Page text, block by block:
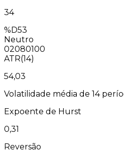
34
%D53
Neutro
02080100
ATR(14)
54,03
Volatilidade média de 14
Expoente de Hurst
0,31
Reversão